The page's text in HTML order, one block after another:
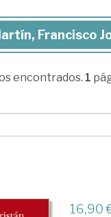
Francisco
encontrados. 1
16,90